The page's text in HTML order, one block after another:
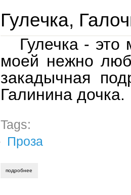
Гулечка,
Гулечка -
моей нежно
закадычная
Галинина дочка.
Tags:
Проза
подробнее